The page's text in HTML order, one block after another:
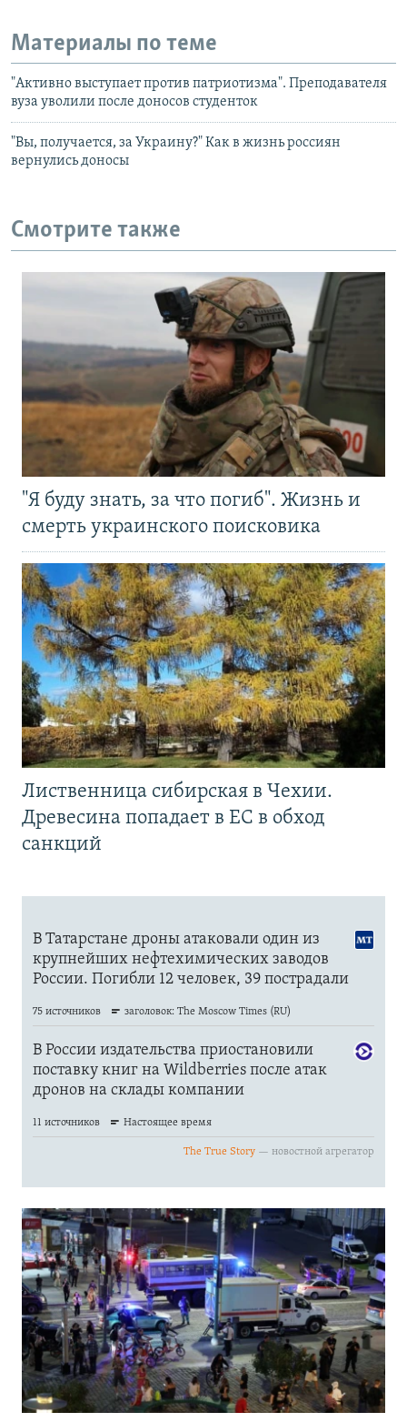
Материалы по теме
"Активно выступает против патриотизма". Преподавателя
вуза уволили после доносов студенток
"Вы, получается, за Украину?" Как в жизнь россиян
вернулись доносы
Смотрите также
"Я буду знать, за что погиб". Жизнь и
смерть украинского поисковика
Лиственница сибирская в Чехии.
Древесина попадает в ЕС в обход
санкций